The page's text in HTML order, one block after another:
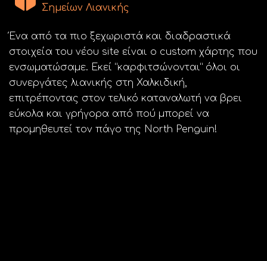
Σημείων Λιανικής
Ένα από τα πιο ξεχωριστά και διαδραστικά
στοιχεία του νέου site είναι ο custom χάρτης που
ενσωματώσαμε. Εκεί “καρφιτσώνονται” όλοι οι
συνεργάτες λιανικής στη Χαλκιδική,
επιτρέποντας στον τελικό καταναλωτή να βρει
εύκολα και γρήγορα από πού μπορεί να
προμηθευτεί τον πάγο της North Penguin!